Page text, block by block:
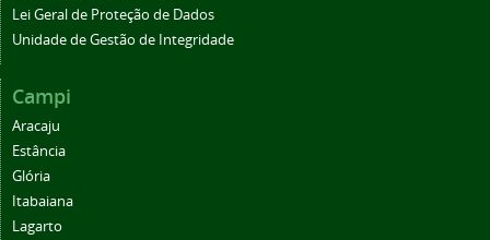
Lei Geral de Proteção de Dados
Unidade de Gestão de Integridade
Campi
Aracaju
Estância
Glória
Itabaiana
Lagarto